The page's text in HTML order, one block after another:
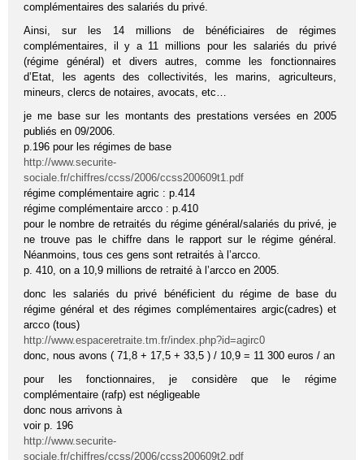
complémentaires des salariés du privé.
Ainsi, sur les 14 millions de bénéficiaires de régimes
complémentaires, il y a 11 millions pour les salariés du privé
(régime général) et divers autres, comme les fonctionnaires
d’Etat, les agents des collectivités, les marins, agriculteurs,
mineurs, clercs de notaires, avocats, etc…
je me base sur les montants des prestations versées en 2005
publiés en 09/2006.
p.196 pour les régimes de base
http://www.securite-
sociale.fr/chiffres/ccss/2006/ccss200609t1.pdf
régime complémentaire agric : p.414
régime complémentaire arcco : p.410
pour le nombre de retraités du régime général/salariés du privé, je
ne trouve pas le chiffre dans le rapport sur le régime général.
Néanmoins, tous ces gens sont retraités à l’arcco.
p. 410, on a 10,9 millions de retraité à l’arcco en 2005.
donc les salariés du privé bénéficient du régime de base du
régime général et des régimes complémentaires argic(cadres) et
arcco (tous)
http://www.espaceretraite.tm.fr/index.php?id=agirc0
donc, nous avons ( 71,8 + 17,5 + 33,5 ) / 10,9 = 11 300 euros / an
pour les fonctionnaires, je considère que le régime
complémentaire (rafp) est négligeable
donc nous arrivons à
voir p. 196
http://www.securite-
sociale.fr/chiffres/ccss/2006/ccss200609t2.pdf